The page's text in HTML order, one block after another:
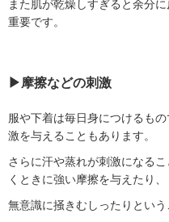
また肌が乾燥しすぎると余分
重要です。
▶︎摩擦などの刺激
服や下着は毎日身につけるも
激を与えることもあります。
さらに汗や蒸れが刺激になる
くときに強い摩擦を与えたり、
無意識に掻きむしったりとい